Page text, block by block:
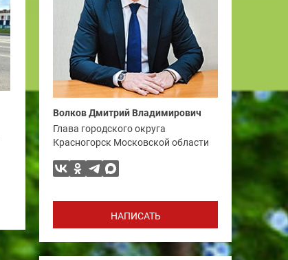
Волков Дмитрий Владимирович
Глава городского округа
Красногорск Московской области
НАПИСАТЬ